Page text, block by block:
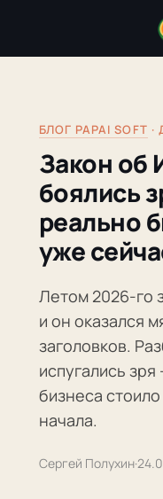
БЛОГ PAPAI SOFT ·
Закон об
боялись
реально
уже
Летом 2026-го
и он оказался
заголовков.
испугались
бизнеса
начала.
Сергей Полухин·